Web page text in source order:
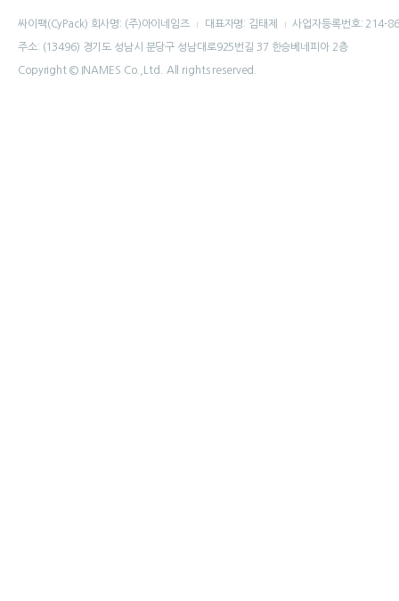
싸이팩(CyPack) 회사명: (주)아이네임즈 대표자명: 김태제 사업자등록번호: 214-
주소: (13496) 경기도 성남시 분당구 성남대로925번길 37 한승베네피아 2층
Copyright © INAMES Co.,Ltd. All rights reserved.